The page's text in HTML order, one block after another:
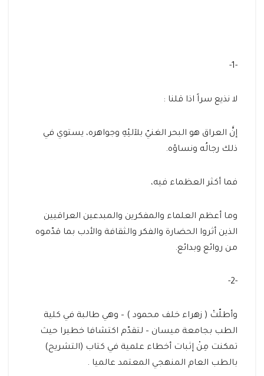
-1-
لا نذيع سراً اذا قلنا :
إنَّ العراق هو البحر الغنيّ بلآلئِهِ وجواهره، يستوي في
ذلك رجالُه ونساؤه.
فما أكثر العظماء فيه،
وما أعظم العلماء والمفكرين والمبدعين العراقيين
الذين أثروا الحضارة والفكر والثقافة والأدب بما قدّموه
من روائع وبدائع.
-2-
وأطلّتْ ( زهراء خلف محمود ) – وهي طالبة في كلية
الطب بجامعة ميسان – لتقدّم اكتشافا خطيرا حيث
تمكنت مِنْ إثبات أخطاء علمية في كتاب (التشريح)
بالطب العام المنهجي المعتمد عالميا .